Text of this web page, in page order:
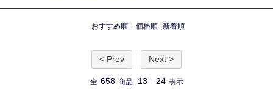
おすすめ順 価格順 新着順
< Prev Next >
全 658 商品 13 - 24 表示